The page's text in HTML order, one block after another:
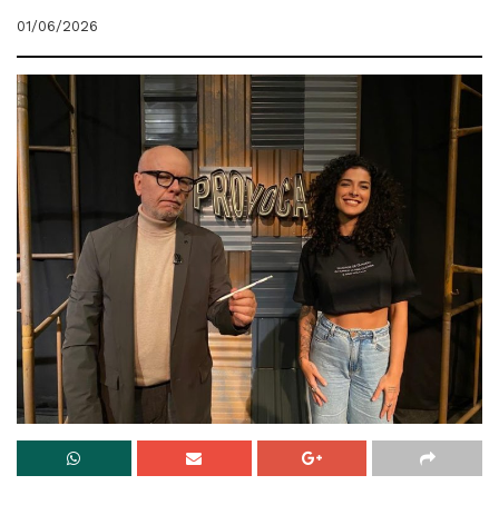
01/06/2026